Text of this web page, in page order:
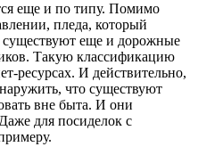
еще и по типу. Помимо
пледа, который
существуют еще и дорожные
Такую классификацию
ресурсах. И действительно,
что существуют
вне быта. И они
для посиделок с